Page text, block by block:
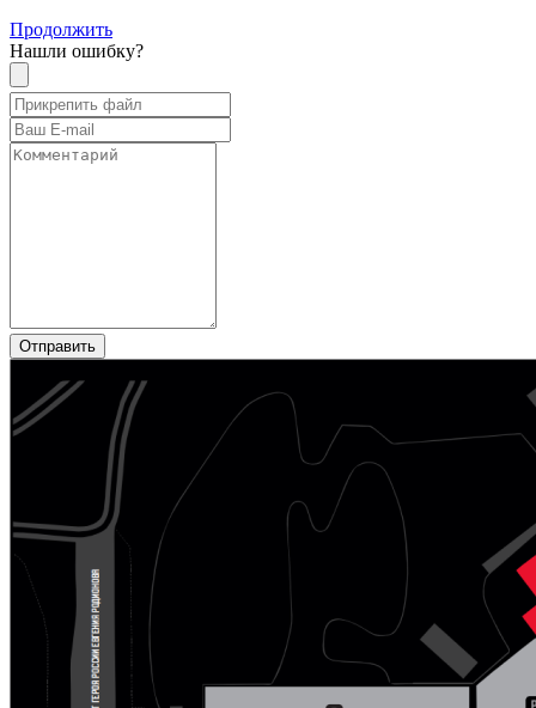
Продолжить
Нашли ошибку?